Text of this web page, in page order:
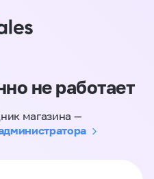
не работает
магазина —